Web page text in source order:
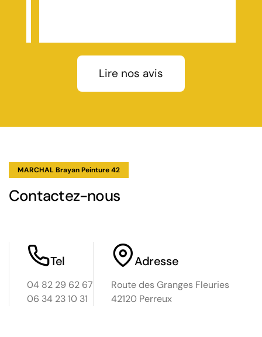
Lire nos avis
MARCHAL Brayan Peinture 42
Contactez-nous
Tel
04 82 29 62 67
06 34 23 10 31
Adresse
Route des Granges Fleuries
42120 Perreux